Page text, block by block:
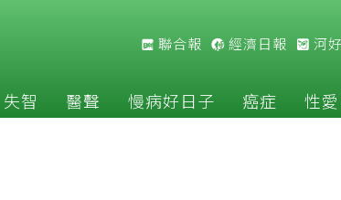
聯合報 經濟日報 河
失智 醫聲 慢病好日子 癌症 性愛